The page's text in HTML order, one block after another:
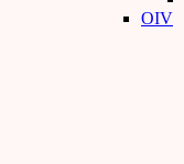
OIV